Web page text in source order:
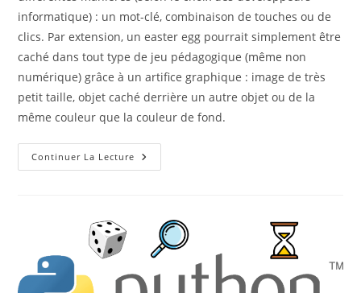
informatique) : un mot-clé, combinaison de touches ou de
clics. Par extension, un easter egg pourrait simplement être
caché dans tout type de jeu pédagogique (même non
numérique) grâce à un artifice graphique : image de très
petit taille, objet caché derrière un autre objet ou de la
même couleur que la couleur de fond.
Continuer La Lecture Easter
Eggs